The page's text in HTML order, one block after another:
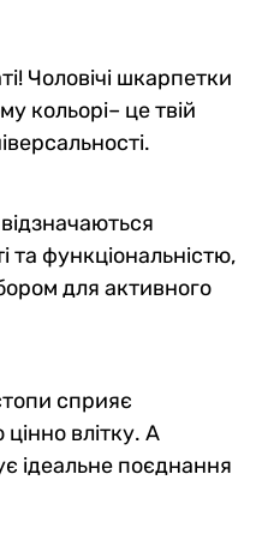
Чоловічі шкарпетки
кольорі– це твій
та функціональністю,
для активного
сприяє
влітку. А
ідеальне поєднання